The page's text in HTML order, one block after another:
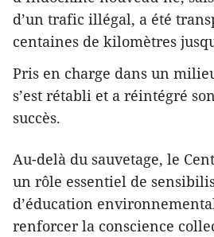
d’un trafic illégal, a été
centaines de kilomètres
Pris en charge dans un
s’est rétabli et a réintégré
succès.
Au-delà du sauvetage, le
un rôle essentiel de
d’éducation
renforcer la conscience